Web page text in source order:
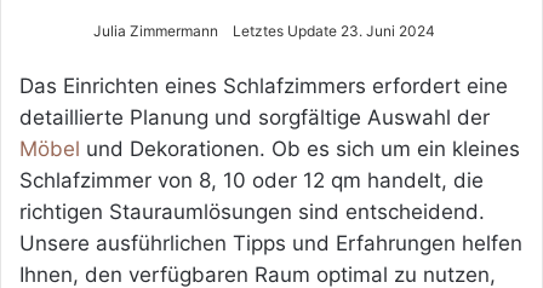
Julia Zimmermann Letztes Update 23. Juni 2024
Das Einrichten eines Schlafzimmers erfordert eine
detaillierte Planung und sorgfältige Auswahl der
Möbel und Dekorationen. Ob es sich um ein kleines
Schlafzimmer von 8, 10 oder 12 qm handelt, die
richtigen Stauraumlösungen sind entscheidend.
Unsere ausführlichen Tipps und Erfahrungen helfen
Ihnen, den verfügbaren Raum optimal zu nutzen,